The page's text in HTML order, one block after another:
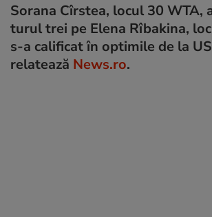
Sorana Cîrstea, locul 30 WTA,
turul trei pe Elena Rîbakina,
s-a calificat în optimile de la
relatează News.ro.